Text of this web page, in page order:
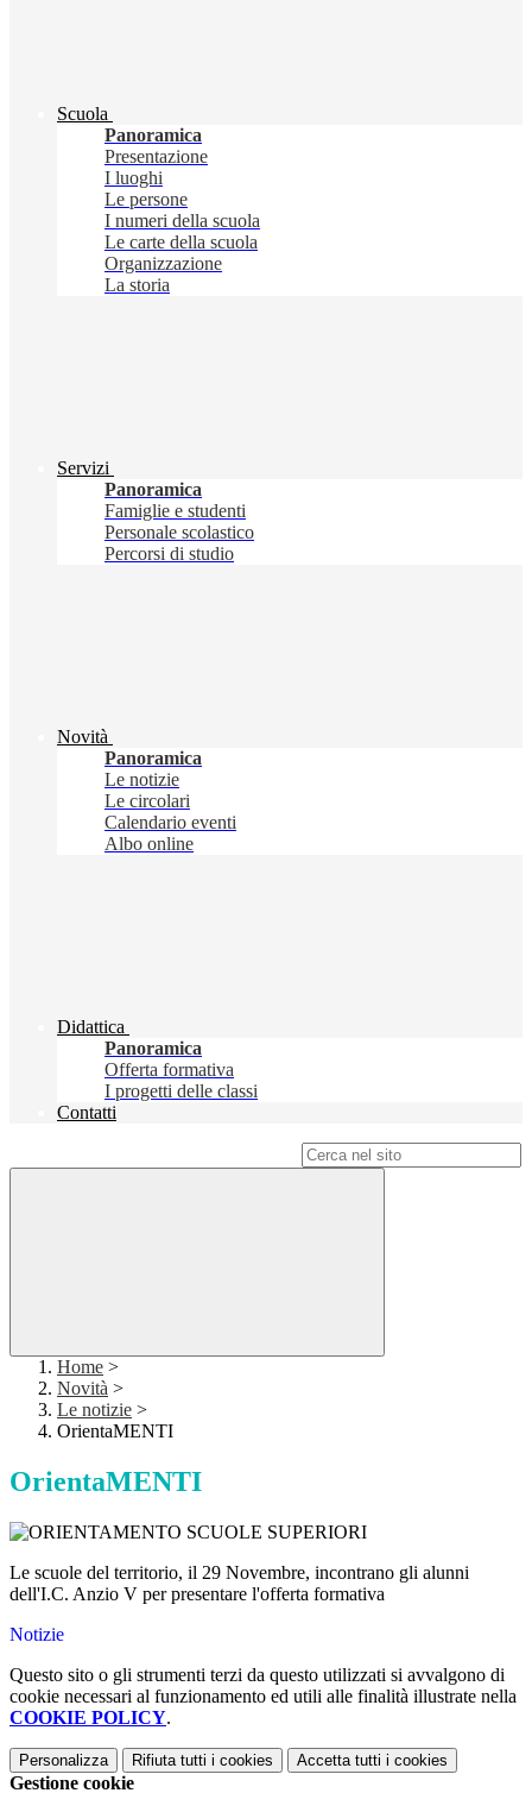
Scuola
Panoramica
Presentazione
I luoghi
Le persone
I numeri della scuola
Le carte della scuola
Organizzazione
La storia
Servizi
Panoramica
Famiglie e studenti
Personale scolastico
Percorsi di studio
Novità
Panoramica
Le notizie
Le circolari
Calendario eventi
Albo online
Didattica
Panoramica
Offerta formativa
I progetti delle classi
Contatti
Home >
Novità >
Le notizie >
OrientaMENTI
OrientaMENTI
Le scuole del territorio, il 29 Novembre, incontrano gli alunni
dell'I.C. Anzio V per presentare l'offerta formativa
Notizie
Questo sito o gli strumenti terzi da questo utilizzati si avvalgono di
cookie necessari al funzionamento ed utili alle finalità illustrate nella
COOKIE POLICY.
Personalizza Rifiuta tutti i cookies Accetta tutti i cookies
Gestione cookie